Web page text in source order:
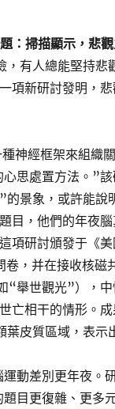
：掃描顯示，悲
，有人總能堅持悲
項新研討發明，
神經框架來組織
思處置方法。”
景象，或許能說
目，他們的年夜
項研討頒發于《
，并在接收核磁
舉世觀光”），中
亡相干的情形。
皮質區域，表示
動差別更年夜。
目更復雜、更多